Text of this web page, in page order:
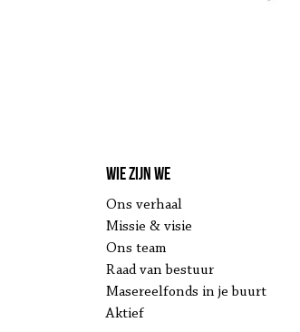
Wie zijn we
Ons verhaal
Missie & visie
Ons team
Raad van bestuur
Masereelfonds in je buurt
Aktief